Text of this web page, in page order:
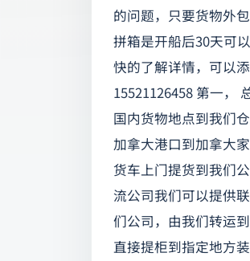
的问题，只要货物外
拼箱是开船后30天可
快的了解详情，可以
15521126458 第一，
国内货物地点到我们
加拿大港口到加拿大
货车上门提货到我们
流公司我们可以提供
们公司，由我们转运
直接提柜到指定地方